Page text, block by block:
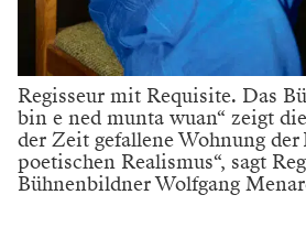
Regisseur mit Requisite. Das
bin e ned munta wuan“ zeigt
der Zeit gefallene Wohnung
poetischen Realismus“, sagt
Bühnenbildner Wolfgang